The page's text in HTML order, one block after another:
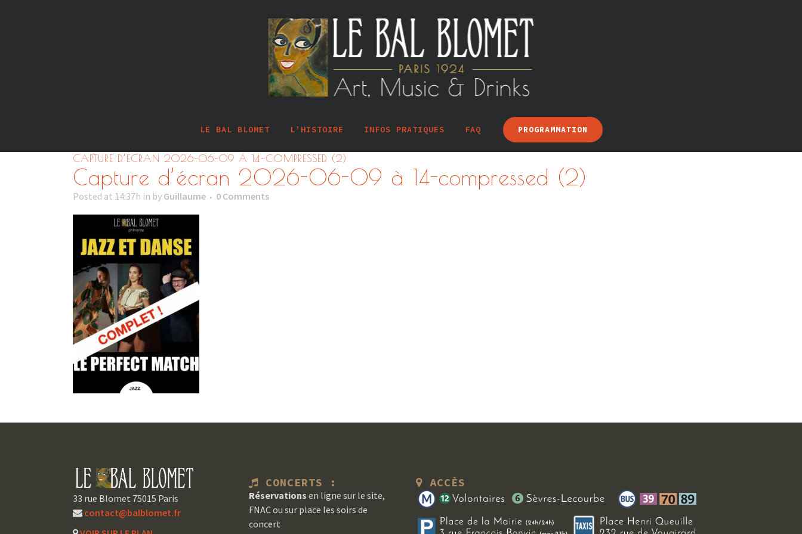
LE BAL BLOMET L’HISTOIRE INFOS PRATIQUES FAQ PROGRAMMATION
CAPTURE D’ÉCRAN 2026-06-09 À 14-COMPRESSED (2)
Capture d’écran 2026-06-09 à 14-compressed (2)
Posted at 14:37h in by Guillaume 0 Comments
33 rue Blomet 75015 Paris
contact@balblomet.fr
CONCERTS :
Réservations en ligne sur le site,
FNAC ou sur place les soirs de
concert
ACCÈS